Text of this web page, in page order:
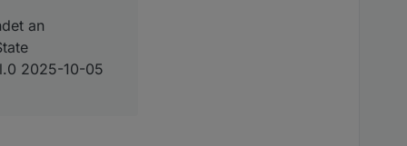
this might lead to an error in future versions
an
2025-10-05